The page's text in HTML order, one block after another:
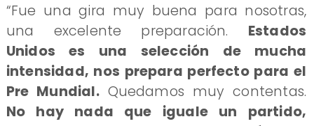
“Fue una gira muy buena para nosotras,
una excelente preparación. Estados
Unidos es una selección de mucha
intensidad, nos prepara perfecto para el
Pre Mundial.Quedamos muy contentas.
No hay nada que iguale un partido,